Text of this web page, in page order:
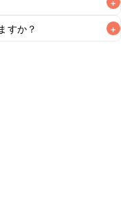
べくお早めにお召
すか？ +
作りいただけま
になるようご調節く